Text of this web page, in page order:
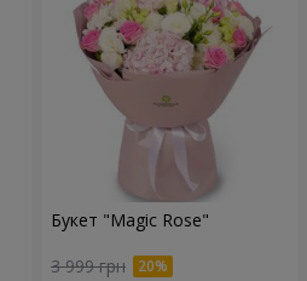
Букет "Magic Rose"
3 999 грн